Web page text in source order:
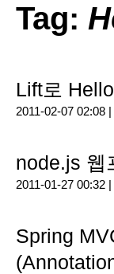
Tag:
Lift로
2011-02-07 02:08 |
node.js 웹
2011-01-27 00:32 |
Spring